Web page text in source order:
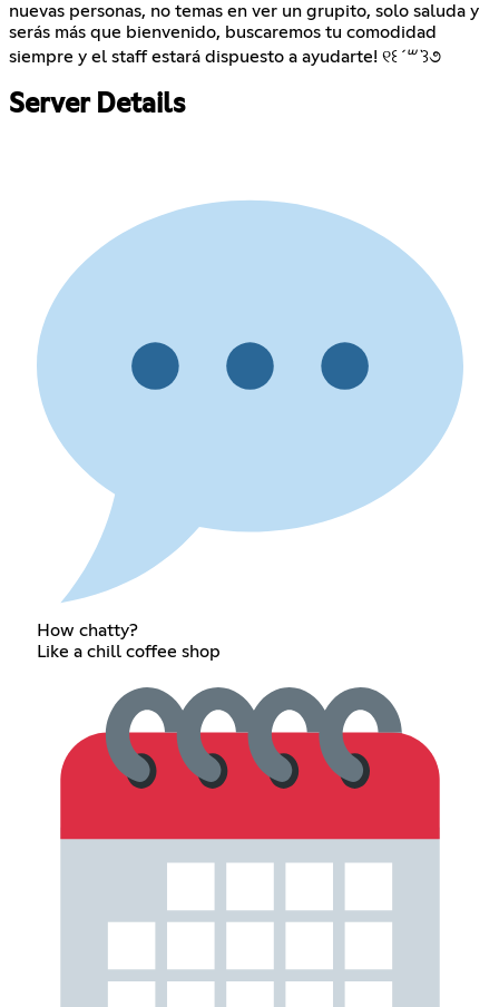
nuevas personas, no temas en ver un grupito, solo saluda y
serás más que bienvenido, buscaremos tu comodidad
siempre y el staff estará dispuesto a ayudarte! ୧꒰ ´꒳`꒱૭
Server Details
How chatty?
Like a chill coffee shop